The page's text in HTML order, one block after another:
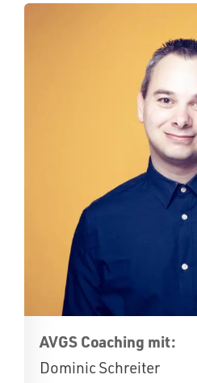
AVGS Coaching mit:
Dominic Schreiter